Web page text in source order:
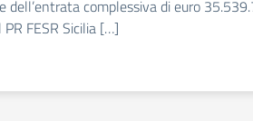
dell’entrata complessiva di euro
FESR Sicilia […]